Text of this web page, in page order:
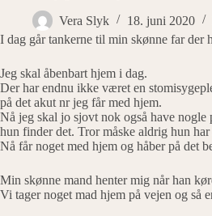
Vera Slyk 18. juni 2020
I dag går tankerne til min skønne far
Jeg skal åbenbart hjem i dag.
Der har endnu ikke været en
på det akut nr jeg får med hjem.
Nå jeg skal jo sjovt nok også have
hun finder det. Tror måske aldrig hun har
Nå får noget med hjem og håber på det
Min skønne mand henter mig når han
Vi tager noget mad hjem på vejen og så